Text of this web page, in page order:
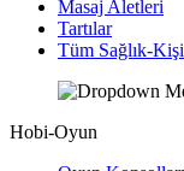
Masaj Aletleri
Tartılar
Tüm Sağlık-
Hobi-Oyun